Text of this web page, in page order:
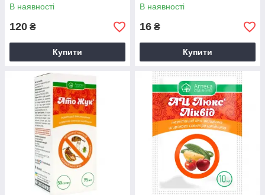
В наявності
120 ₴
Купити
В наявності
16 ₴
Купити